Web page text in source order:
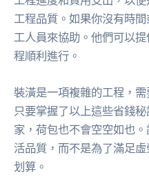
工程品質。如果你沒有時
工人員來協助。他們可以
程順利進行。
裝潢是一項複雜的工程，
只要掌握了以上這些省錢
家，荷包也不會空空如也
活品質，而不是為了滿足虛
划算。